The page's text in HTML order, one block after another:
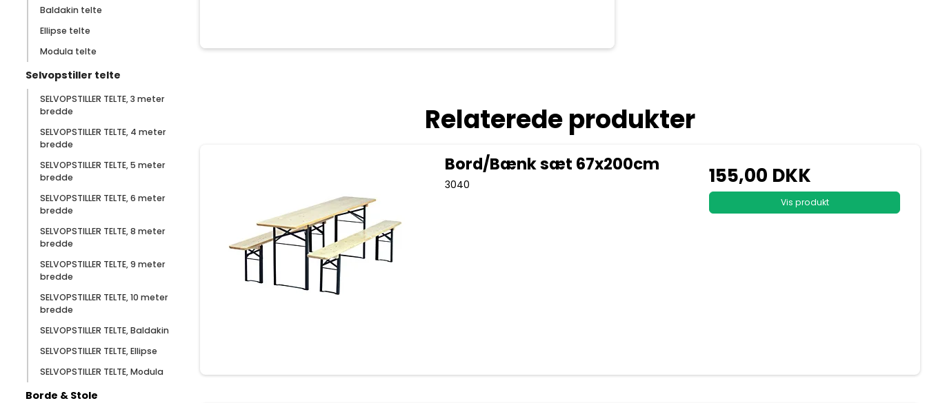
Baldakin telte
Ellipse telte
Modula telte
Selvopstiller telte
SELVOPSTILLER TELTE, 3 meter
bredde
SELVOPSTILLER TELTE, 4 meter
bredde
SELVOPSTILLER TELTE, 5 meter
bredde
SELVOPSTILLER TELTE, 6 meter
bredde
SELVOPSTILLER TELTE, 8 meter
bredde
SELVOPSTILLER TELTE, 9 meter
bredde
SELVOPSTILLER TELTE, 10 meter
bredde
SELVOPSTILLER TELTE, Baldakin
SELVOPSTILLER TELTE, Ellipse
SELVOPSTILLER TELTE, Modula
Borde & Stole
Relaterede produkter
Bord/Bænk sæt 67x200cm
3040 155,00 DKK
Vis produkt